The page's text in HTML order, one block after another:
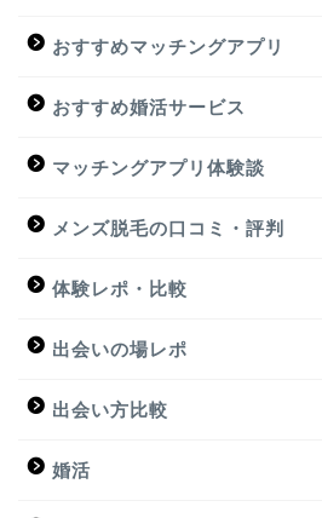
おすすめマッチングアプリ
おすすめ婚活サービス
マッチングアプリ体験談
メンズ脱毛の口コミ・評判
体験レポ・比較
出会いの場レポ
出会い方比較
婚活